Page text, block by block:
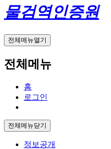
물검역인증원
전체메뉴열기
전체메뉴
홈
로그인
전체메뉴닫기
정보공개